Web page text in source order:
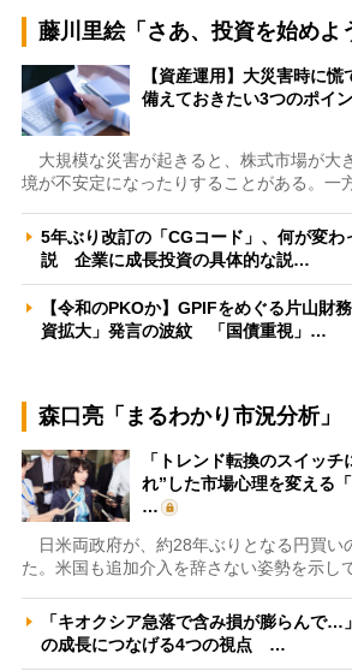
藤川里絵「さあ、投資を始めよ
【資産運用】大災害時に
備えておきたい3つのポイ
大規模な災害が起きると、株式市場が大
境が不安定になったりすることがある。一
5年ぶり改訂の「CGコード」、何が変わ
説 企業に成長投資の具体的な説…
【令和のPKOか】GPIFをめぐる片山財
資拡大」発言の波紋 「国債重視」…
森口亮「まるわかり市況分析」
「トレンド転換のスイッ
れ”した市場心理を変える
…
日米両政府が、約28年ぶりとなる円買い
た。米国も追加介入を辞さない姿勢を示し
「キオクシア急落で含み損が膨らんで…
の成長につなげる4つの視点 …